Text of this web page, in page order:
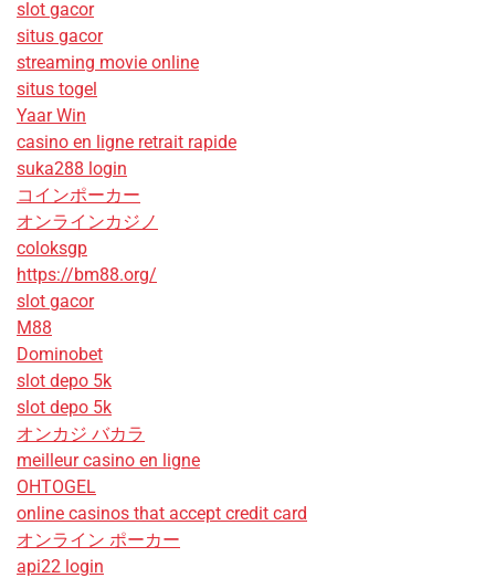
slot gacor
situs gacor
streaming movie online
situs togel
Yaar Win
casino en ligne retrait rapide
suka288 login
コインポーカー
オンラインカジノ
coloksgp
https://bm88.org/
slot gacor
M88
Dominobet
slot depo 5k
slot depo 5k
オンカジ バカラ
meilleur casino en ligne
OHTOGEL
online casinos that accept credit card
オンライン ポーカー
api22 login